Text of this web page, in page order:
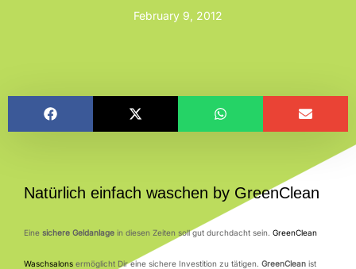
February 9, 2012
Natürlich einfach waschen by GreenClean
Eine sichere Geldanlage in diesen Zeiten soll gut durchdacht sein. GreenClean
Waschsalons ermöglicht Dir eine sichere Investition zu tätigen. GreenClean ist